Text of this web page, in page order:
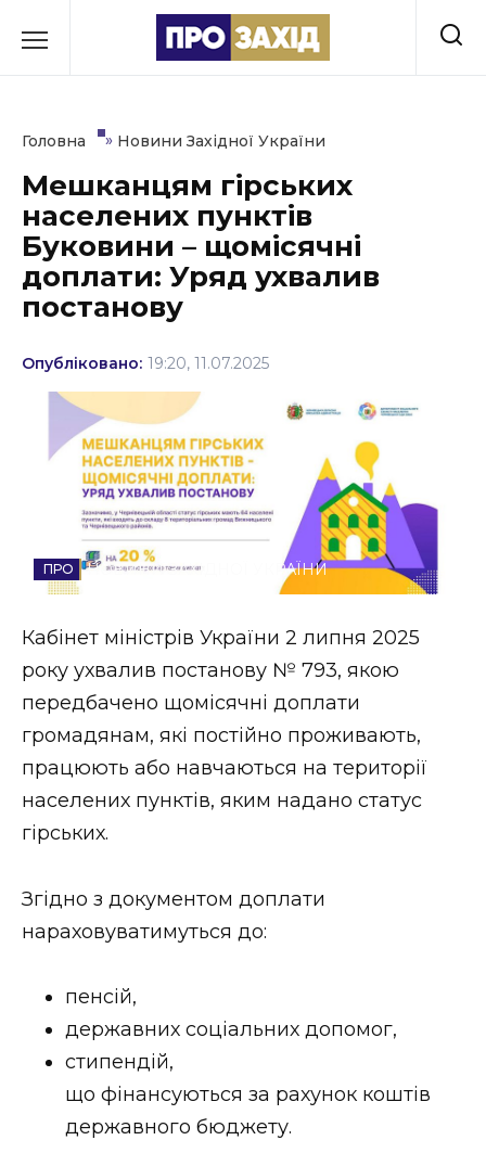
до
Культура
Освіта
Події
Політика
Соціум
Спорт
Стиль життя
Втрачений Ужгород
ЗАКАРПАТСЬКІ НОВИНИ
НОВИНИ ЗАХІДНОЇ УКРАЇНИ
ФОТО
ВІДЕО
Головна » Новини Західної України
Мешканцям гірських
населених пунктів
Буковини – щомісячні
доплати: Уряд ухвалив
постанову
Опубліковано: 19:20, 11.07.2025
НОВИНИ ЗАХІДНОЇ УКРАЇНИ
Кабінет міністрів України 2 липня 2025
року ухвалив постанову № 793, якою
передбачено щомісячні доплати
громадянам, які постійно проживають,
працюють або навчаються на території
населених пунктів, яким надано статус
гірських.
Згідно з документом доплати
нараховуватимуться до:
пенсій,
державних соціальних допомог,
стипендій,
що фінансуються за рахунок коштів
державного бюджету.